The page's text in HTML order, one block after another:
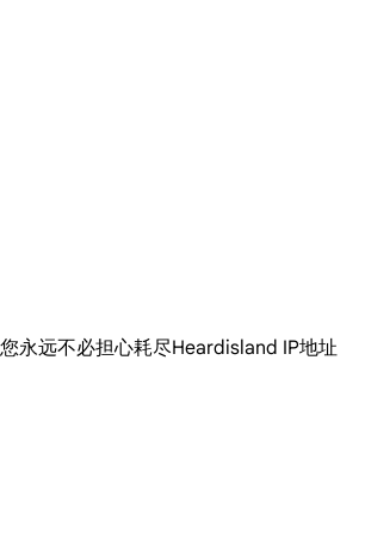
永远不必担心耗尽Heardisland IP地址